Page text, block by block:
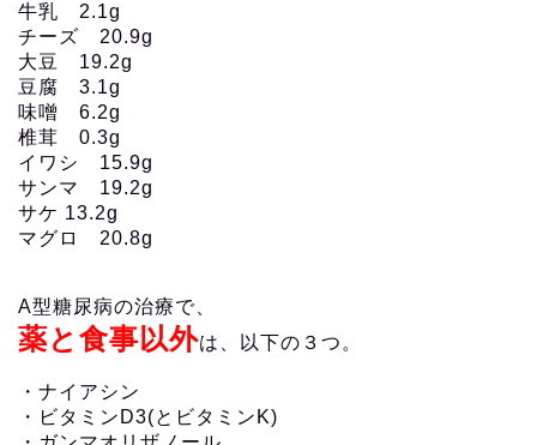
牛乳 2.1g
チーズ 20.9g
大豆 19.2g
豆腐 3.1g
味噌 6.2g
椎茸 0.3g
イワシ 15.9g
サンマ 19.2g
サケ 13.2g
マグロ 20.8g
A型糖尿病の治療で、
薬と食事以外は、以下の３つ。
・ナイアシン
・ビタミンD3(とビタミンK)